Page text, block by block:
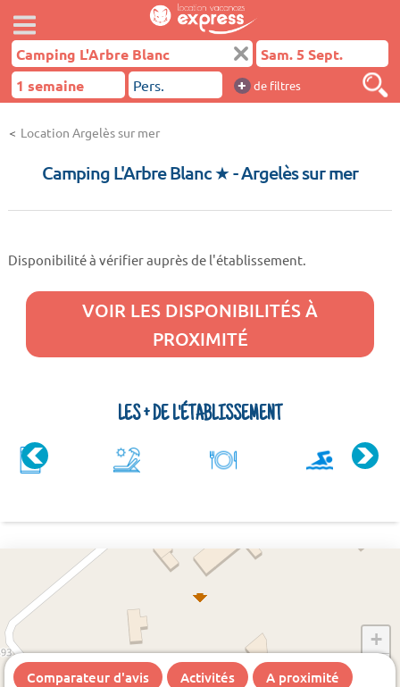
+ de filtres
Location Argelès sur mer
Camping L'Arbre Blanc ★- Argelès sur mer
Disponibilité à vérifier auprès de l'établissement.
VOIR LES DISPONIBILITÉS À
PROXIMITÉ
LES + DE L'ÉTABLISSEMENT
+
Comparateur d'avis Activités A proximité